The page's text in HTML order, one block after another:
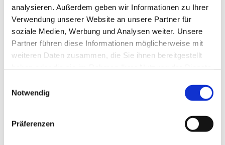
analysieren. Außerdem geben wir Informationen zu Ihrer
Verwendung unserer Website an unsere Partner für
soziale Medien, Werbung und Analysen weiter. Unsere
Partner führen diese Informationen möglicherweise mit
weiteren Daten zusammen, die Sie ihnen bereitgestellt
Notwendig
Präferenzen
MetaCompass Public Relations